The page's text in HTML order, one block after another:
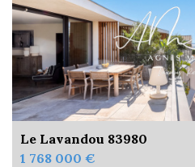
Le Lavandou 83980
1 768 000 €